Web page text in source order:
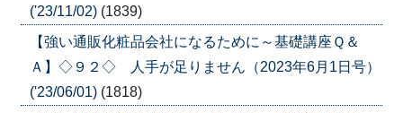
('23/11/02) (1839)
【強い通販化粧品会社になるために～基礎講座Ｑ＆
Ａ】◇９２◇ 人手が足りません（2023年6月1日号）
('23/06/01) (1818)